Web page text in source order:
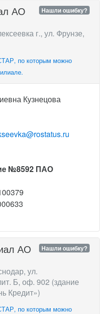
Нашли ошибку?
АО
г., ул. Фрунзе,
по которым можно
Кузнецова
№8592 ПАО
Нашли ошибку?
АО
ул.
Б, оф. 902 (здание
Кредит»)
по которым можно